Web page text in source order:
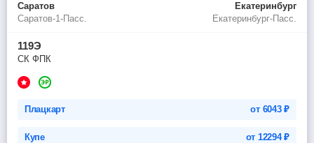
Саратов
Екатеринбург
Саратов-1-Пасс.
Екатеринбург-Пасс.
119Э
СК ФПК
Плацкарт от 6043₽
Купе от 12294₽